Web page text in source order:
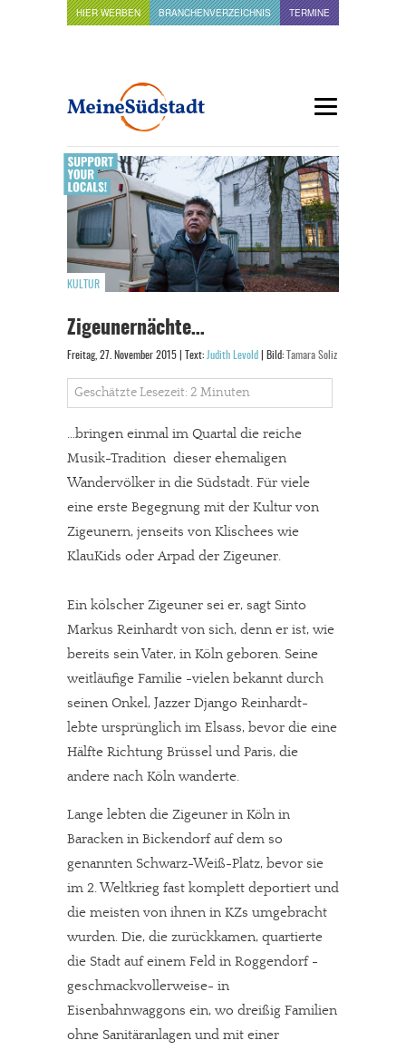
HIER WERBEN BRANCHENVERZEICHNIS TERMINE
KULTUR
Zigeunernächte…
Freitag, 27. November 2015 | Text: Judith Levold | Bild: Tamara Soliz
Geschätzte Lesezeit: 2 Minuten
…bringen einmal im Quartal die reiche
Musik-Tradition dieser ehemaligen
Wandervölker in die Südstadt. Für viele
eine erste Begegnung mit der Kultur von
Zigeunern, jenseits von Klischees wie
KlauKids oder Arpad der Zigeuner.
Ein kölscher Zigeuner sei er, sagt Sinto
Markus Reinhardt von sich, denn er ist, wie
bereits sein Vater, in Köln geboren. Seine
weitläufige Familie -vielen bekannt durch
seinen Onkel, Jazzer Django Reinhardt-
lebte ursprünglich im Elsass, bevor die eine
Hälfte Richtung Brüssel und Paris, die
andere nach Köln wanderte.
Lange lebten die Zigeuner in Köln in
Baracken in Bickendorf auf dem so
genannten Schwarz-Weiß-Platz, bevor sie
im 2. Weltkrieg fast komplett deportiert und
die meisten von ihnen in KZs umgebracht
wurden. Die, die zurückkamen, quartierte
die Stadt auf einem Feld in Roggendorf -
geschmackvollerweise- in
Eisenbahnwaggons ein, wo dreißig Familien
ohne Sanitäranlagen und mit einer